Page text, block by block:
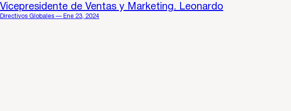
Vicepresidente de Ventas y Marketing. Leonardo
Directivos Globales — Ene 23, 2024